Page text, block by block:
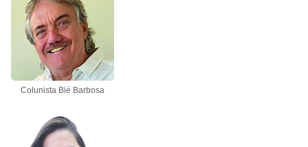
Colunista Bié Barbosa